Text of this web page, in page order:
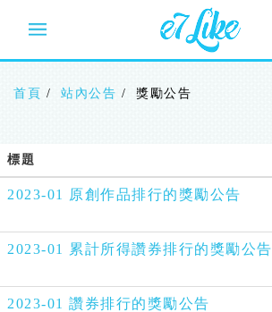
內
首頁 站內公告 獎勵公告
標題
2023-01 原創作品排行的獎勵公告
2023-01 累計所得讚券排行的獎勵公告
2023-01 讚券排行的獎勵公告